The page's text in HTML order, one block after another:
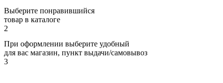
Выберите понравившийся
товар в каталоге
2
При оформлении выберите удобный
для вас магазин, пункт выдачи/самовывоз
3